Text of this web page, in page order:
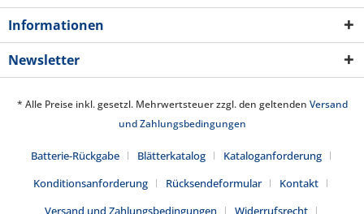
Informationen
Newsletter
* Alle Preise inkl. gesetzl. Mehrwertsteuer zzgl. den geltenden Versand
und Zahlungsbedingungen
Batterie-Rückgabe Blätterkatalog
Kataloganforderung
Konditionsanforderung
Rücksendeformular
Kontakt
Versand und Zahlungsbedingungen
Widerrufsrecht